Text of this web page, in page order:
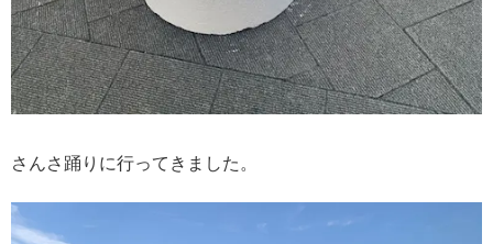
さんさ踊りに行ってきました。